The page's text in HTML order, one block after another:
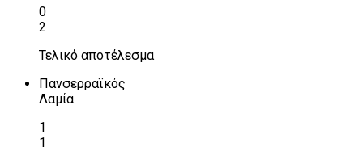
0
2
Τελικό αποτέλεσμα
Πανσερραϊκός
Λαμία
1
1